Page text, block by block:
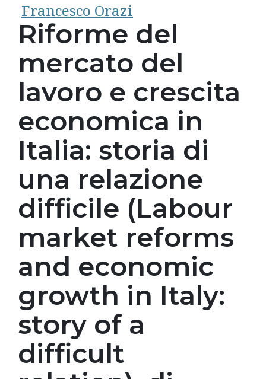
Francesco Orazi
Riforme del
mercato del
lavoro e crescita
economica in
Italia: storia di
una relazione
difficile (Labour
market reforms
and economic
growth in Italy:
story of a
difficult